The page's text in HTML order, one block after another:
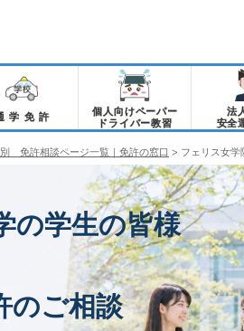
学免許
個人向けペーパー
ドライバー教習
法
安全
免許相談ページ一覧｜免許の窓口 > フェリス女学
の学生の皆様
のご相談